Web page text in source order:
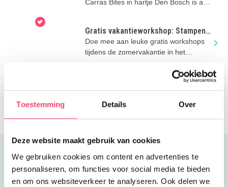
Toestemming Details Over
Deze website maakt gebruik van cookies
We gebruiken cookies om content en advertenties te
personaliseren, om functies voor social media te bieden
en om ons websiteverkeer te analyseren. Ook delen we
Carras Bites in hartje Den Bosch is aan
Gratis vakantieworkshop: Stampen,
bouwen, groeien
Doe mee aan leuke gratis workshops
tijdens de zomervakantie in het
Zelf de klokken luiden in de Sint-
Jan? Dat kan!
Ontdek Den Bosch vanaf het water
tijdens een rondvaart over de
Uitgelicht